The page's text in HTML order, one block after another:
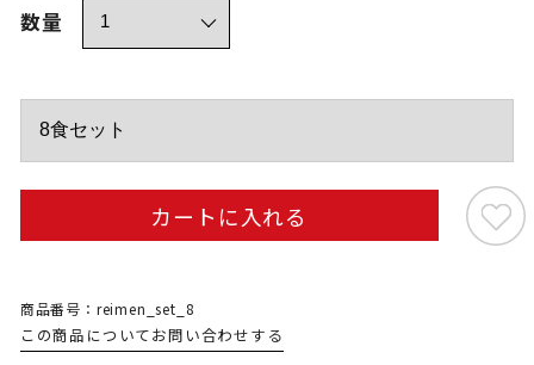
数量
カートに入れる
商品番号：reimen_set_8
この商品についてお問い合わせする